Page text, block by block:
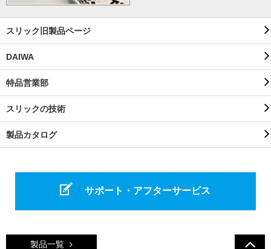
スリック旧製品ページ
DAIWA
特品営業部
スリックの技術
製品カタログ
サポート・アフターサービス
製品一覧